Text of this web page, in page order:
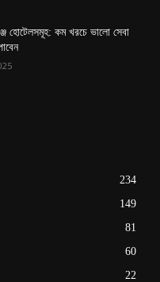
হোটেলসমূহ: কম খরচে ভালো সেবা
234
149
81
60
22